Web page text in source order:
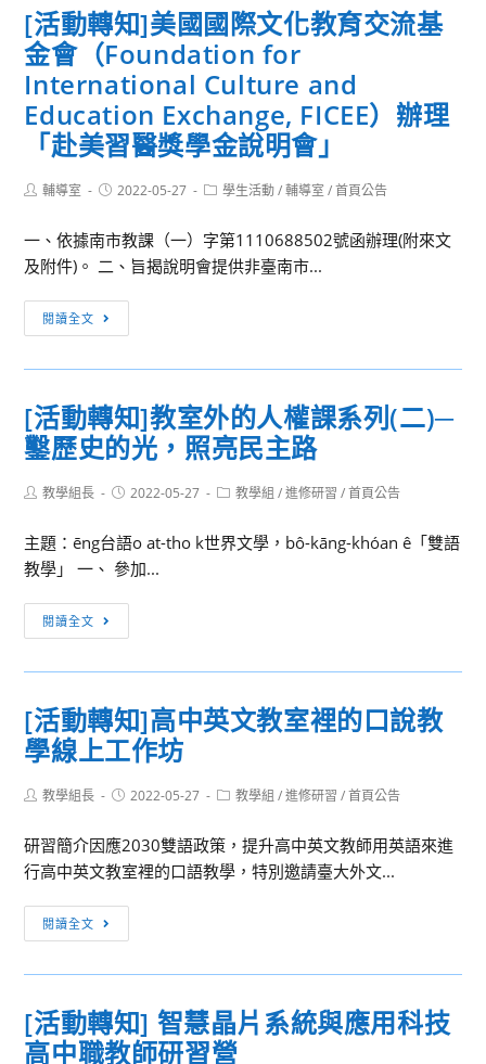
aka
陪
審
劇
本
殺」
治
育
暑
期
活
動
假
期
間
辦
理
「陪
你
過
十
給
中
生
洞
營」
營
隊
文
藻
外
語
大
學
2022
高
外
令
營
簡
章
[活動轉知]美國國際文化教育交流基
金會（Foundation for
International Culture and
Education Exchange, FICEE）辦理
「赴美習醫獎學金說明會」
Post輔導室
Post2022-05-27
Post學生活動 / 輔導室 / 首頁公告
一、依據南市教課（一）字第1110688502號函辦理(附來文
及附件)。 二、旨揭說明會提供非臺南市...
閱讀全文
動
轉
美
國
際
化
教
育
基
會
（Foundation
International
Culture
and
Education
Exchange,
FICEE）
「赴
美
[活動轉知]教室外的人權課系列(二)─
鑿歷史的光，照亮民主路
Post教學組長
Post2022-05-27
Post教學組 / 進修研習 / 首頁公告
主題：ēng台語o at-tho k世界文學，bô-kāng-khóan ê「雙語
教學」 一、 參加...
閱讀全文
動
轉
教
室
的
權
課
系
鑿
史
的
[活動轉知]高中英文教室裡的口說教
學線上工作坊
Post教學組長
Post2022-05-27
Post教學組 / 進修研習 / 首頁公告
研習簡介因應2030雙語政策，提升高中英文教師用英語來進
行高中英文教室裡的口語教學，特別邀請臺大外文...
閱讀全文
動
轉
高
中
[活動轉知] 智慧晶片系統與應用科技
高中職教師研習營